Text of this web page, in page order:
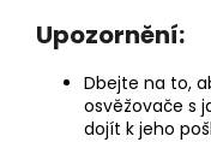
Upozornění:
Dbejte na to,
osvěžovače s
dojít k jeho